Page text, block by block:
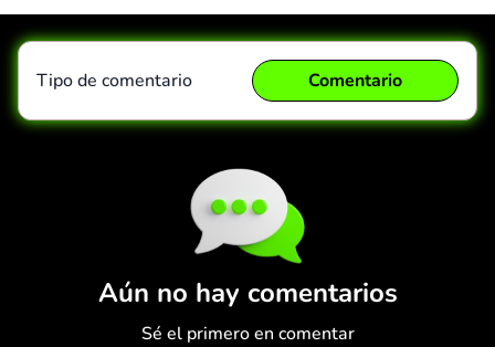
Aún no hay comentarios
Sé el primero en comentar
Tipo de comentario Comentario